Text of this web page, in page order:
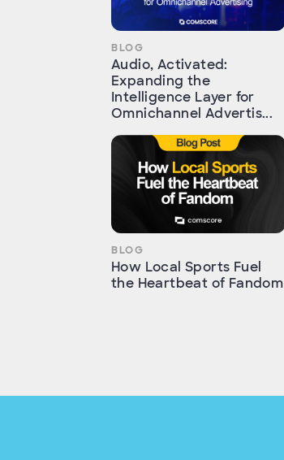
BLOG
Audio, Activated:
Expanding the
Intelligence Layer for
Omnichannel Advertis...
BLOG
How Local Sports Fuel
the Heartbeat of Fandom